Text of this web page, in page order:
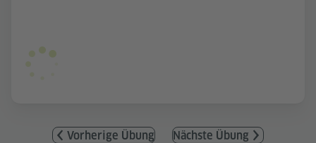
Vorherige Übung Nächste Übung